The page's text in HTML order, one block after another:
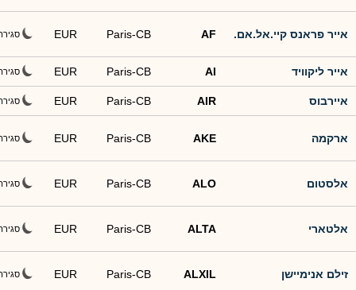
אייר פראנס קיי.אל.אם. AF
Paris-CB
EUR
אייר ליקוויד AI
Paris-CB
EUR
איירבוס AIR
Paris-CB
EUR
ארקמה AKE
Paris-CB
EUR
אלסטום ALO
Paris-CB
EUR
אלטארי ALTA
Paris-CB
EUR
זילם אנימיישן ALXIL
Paris-CB
EUR